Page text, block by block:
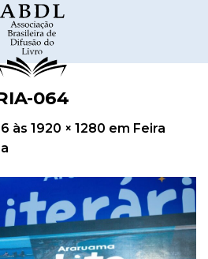
064
às 1920 × 1280 em Feira